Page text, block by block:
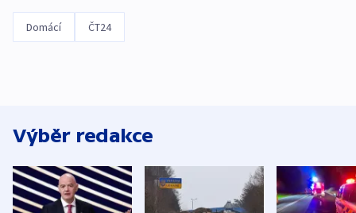
Domácí ČT24
Výběr redakce